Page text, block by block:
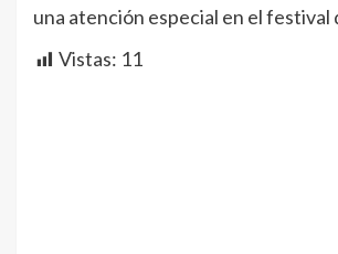
una atención especial en el festival
Vistas: 11